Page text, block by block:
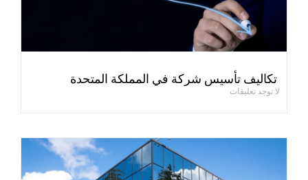
تكاليف تأسيس شركة في المملكة المتحدة
لا توجد تعليقات